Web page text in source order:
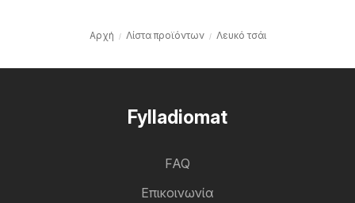
Αρχή Λίστα προϊόντων Λευκό τσάι
Fylladiomat
FAQ
Επικοινωνία